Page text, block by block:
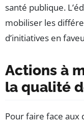
santé publique.
mobiliser les
d’initiatives en
Actions à
la qualité
Pour faire face aux